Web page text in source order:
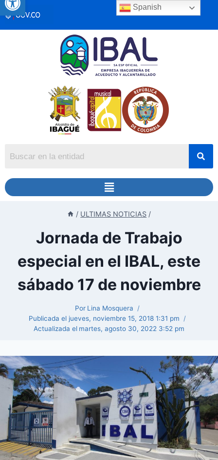
/ ULTIMAS NOTICIAS /
Jornada de Trabajo
especial en el IBAL, este
sábado 17 de noviembre
Por Lina Mosquera
Publicada el jueves, noviembre 15, 2018 1:31 pm
Actualizada el martes, agosto 30, 2022 3:52 pm
Spanish